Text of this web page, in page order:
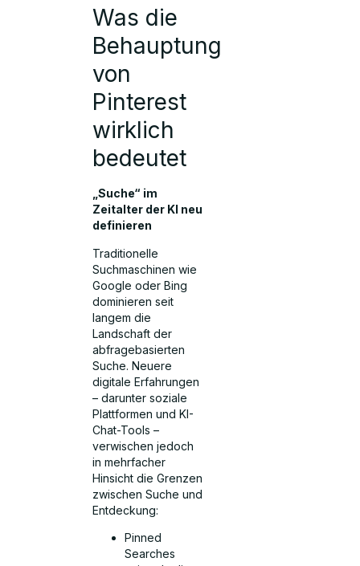
Was die
Behauptung
von
Pinterest
wirklich
bedeutet
„Suche“ im
Zeitalter der KI neu
definieren
Traditionelle
Suchmaschinen wie
Google oder Bing
dominieren seit
langem die
Landschaft der
abfragebasierten
Suche. Neuere
digitale Erfahrungen
– darunter soziale
Plattformen und KI-
Chat-Tools –
verwischen jedoch
in mehrfacher
Hinsicht die Grenzen
zwischen Suche und
Entdeckung:
Pinned
Searches